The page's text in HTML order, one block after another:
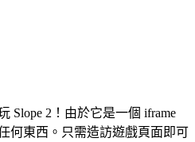
Slope 2！由於它是一個 iframe
何東西。只需造訪遊戲頁面即可